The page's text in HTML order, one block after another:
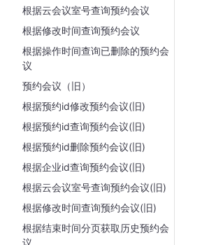
根据云会议室号查询预约会议
根据修改时间查询预约会议
根据操作时间查询已删除的预约会
议
预约会议（旧）
根据预约id修改预约会议(旧)
根据预约id查询预约会议(旧)
根据预约id删除预约会议(旧)
根据企业id查询预约会议(旧)
根据云会议室号查询预约会议(旧)
根据修改时间查询预约会议(旧)
根据结束时间分页获取历史预约会
议